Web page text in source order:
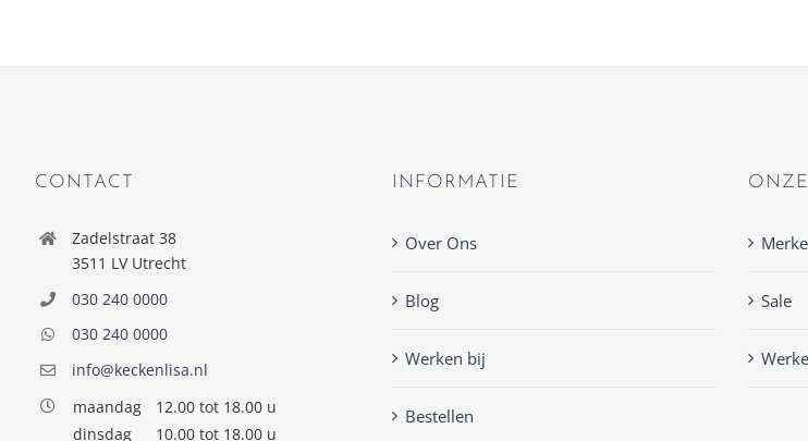
CONTACT
Zadelstraat 38
3511 LV Utrecht
030 240 0000
030 240 0000
info@keckenlisa.nl
maandag
12.00 tot 18.00 u
dinsdag
10.00 tot 18.00 u
INFORMATIE
Over Ons
Blog
Werken bij
Bestellen
Sale